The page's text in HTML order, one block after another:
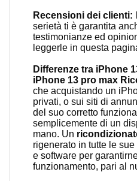
Recensioni dei clienti:
serietà ti è garantita
testimonianze ed
leggerle in questa
Differenze tra iPhone
iPhone 13 pro max
che acquistando un
privati, o sui siti di
del suo corretto
semplicemente di un
mano. Un
rigenerato in tutte le
e software per
funzionamento, pari al